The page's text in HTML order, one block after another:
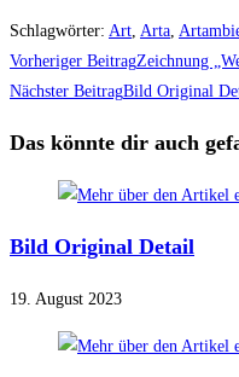
Schlagwörter: Art, Arta,
Weitere
Artikel
ansehen
Vorheriger BeitragZeichnung
Nächster BeitragBild Original
Das könnte dir auch
Bild Original Detail
19. August 2023